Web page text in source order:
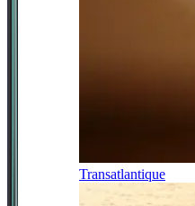
Transatlantique